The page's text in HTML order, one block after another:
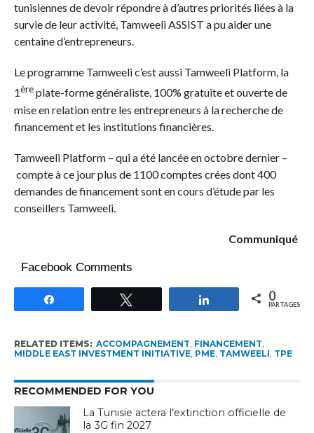
tunisiennes de devoir répondre à d’autres priorités liées à la
survie de leur activité, Tamweeli ASSIST a pu aider une
centaine d’entrepreneurs.
Le programme Tamweeli c’est aussi Tamweeli Platform, la
1èreplate-forme généraliste, 100% gratuite et ouverte de
mise en relation entre les entrepreneurs à la recherche de
financement et les institutions financières.
Tamweeli Platform – qui a été lancée en octobre dernier –
compte à ce jour plus de 1100 comptes crées dont 400
demandes de financement sont en cours d’étude par les
conseillers Tamweeli.
Communiqué
Facebook Comments
Partagez 0
PARTAGES
RELATED ITEMS: ACCOMPAGNEMENT FINANCEMENT
MIDDLE EAST INVESTMENT INITIATIVE, PME, TAMWEELI TPE
RECOMMENDED FOR YOU
La Tunisie actera l’extinction officielle de
la 3G fin 2027